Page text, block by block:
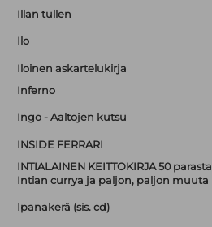
Illan tullen
Ilo
Iloinen askartelukirja
Inferno
Ingo - Aaltojen kutsu
INSIDE FERRARI
INTIALAINEN KEITTOKIRJA 50 parasta
Intian currya ja paljon, paljon muuta
Ipanakerä (sis. cd)